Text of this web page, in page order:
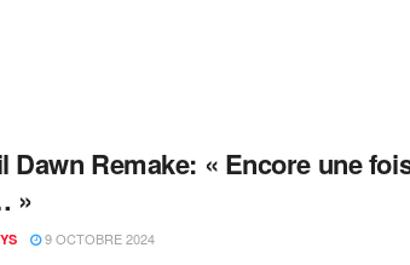
Dawn Remake: « Encore une
»
9 OCTOBRE 2024